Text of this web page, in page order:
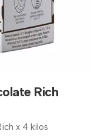
Rich
x 4 kilos